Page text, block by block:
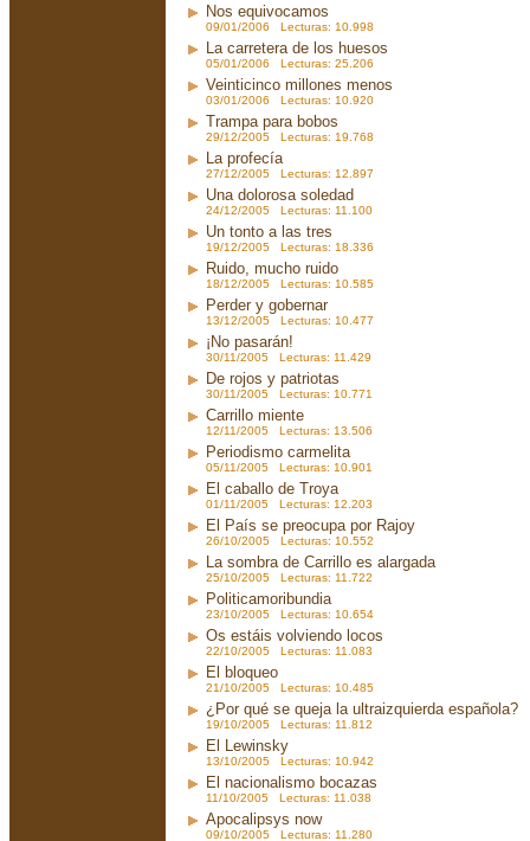
Nos equivocamos
09/01/2006 Lecturas: 10.998
La carretera de los huesos
05/01/2006 Lecturas: 25.206
Veinticinco millones menos
03/01/2006 Lecturas: 10.920
Trampa para bobos
29/12/2005 Lecturas: 19.768
La profecía
27/12/2005 Lecturas: 12.897
Una dolorosa soledad
24/12/2005 Lecturas: 11.100
Un tonto a las tres
19/12/2005 Lecturas: 18.336
Ruido, mucho ruido
18/12/2005 Lecturas: 10.585
Perder y gobernar
13/12/2005 Lecturas: 10.477
¡No pasarán!
30/11/2005 Lecturas: 11.429
De rojos y patriotas
30/11/2005 Lecturas: 10.771
Carrillo miente
12/11/2005 Lecturas: 13.506
Periodismo carmelita
05/11/2005 Lecturas: 10.901
El caballo de Troya
01/11/2005 Lecturas: 12.203
El País se preocupa por Rajoy
26/10/2005 Lecturas: 10.552
La sombra de Carrillo es alargada
25/10/2005 Lecturas: 11.722
Politicamoribundia
23/10/2005 Lecturas: 10.654
Os estáis volviendo locos
22/10/2005 Lecturas: 11.083
El bloqueo
21/10/2005 Lecturas: 10.485
¿Por qué se queja la ultraizquierda española?
19/10/2005 Lecturas: 11.812
El Lewinsky
13/10/2005 Lecturas: 10.942
El nacionalismo bocazas
11/10/2005 Lecturas: 11.038
Apocalipsys now
09/10/2005 Lecturas: 11.280